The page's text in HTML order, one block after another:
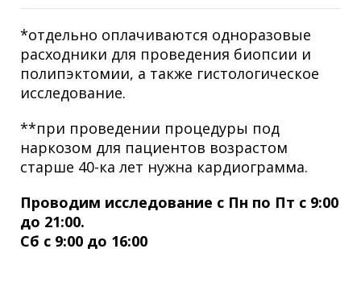
*отдельно оплачиваются одноразовые
расходники для проведения биопсии и
полипэктомии, а также гистологическое
исследование.
**при проведении процедуры под
наркозом для пациентов возрастом
старше 40-ка лет нужна кардиограмма.
Проводим исследование с Пн по Пт с 9:00
до 21:00.
Сб с 9:00 до 16:00